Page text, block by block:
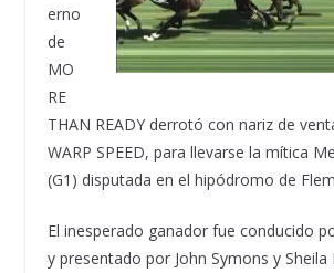
erno
de
MO
RE
THAN READY derrotó con nariz de
WARP SPEED, para llevarse la mítica
(G1) disputada en el hipódromo de
El inesperado ganador fue conducido
y presentado por John Symons y Sheila